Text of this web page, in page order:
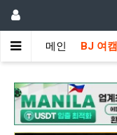
메인 BJ 여캠